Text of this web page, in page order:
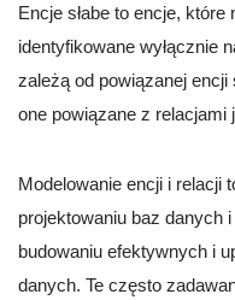
Encje słabe to encje,
identyfikowane wyłącznie
zależą od powiązanej
one powiązane z relacjami
Modelowanie encji i relacji
projektowaniu baz danych
budowaniu efektywnych i
danych. Te często